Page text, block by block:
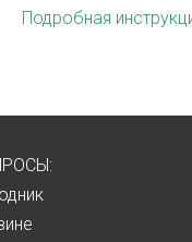
Подробная